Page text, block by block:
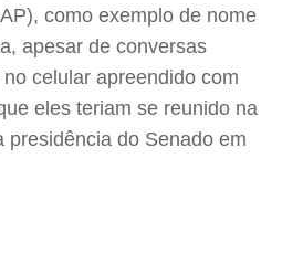
como exemplo de nome
apesar de conversas
celular apreendido com
eles teriam se reunido na
presidência do Senado em